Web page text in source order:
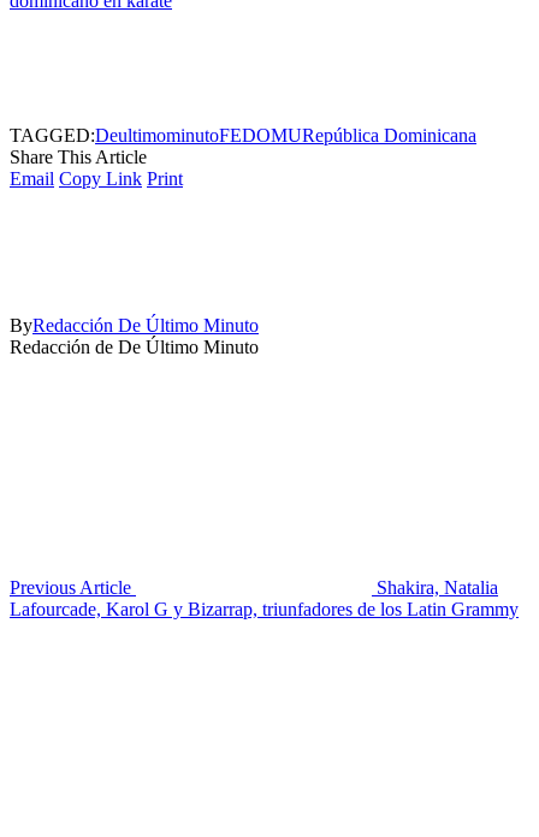
TAGGED:DeultimominutoFEDOMURepública Dominicana
Share This Article
Email Copy Link Print
ByRedacción De Último Minuto
Redacción de De Último Minuto
Previous Article
Shakira, Natalia
Lafourcade, Karol G y Bizarrap, triunfadores de los Latin Grammy